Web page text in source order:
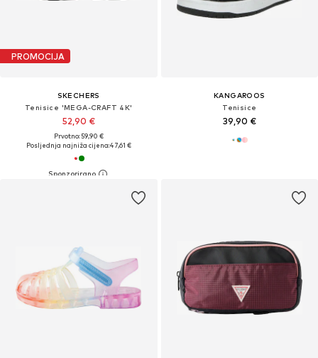
PROMOCIJA
SKECHERS
Tenisice 'MEGA-CRAFT 4K'
52,90 €
Prvotno: 59,90 €
Posljednja najniža cijena:47,61 €
KANGAROOS
Tenisice
39,90 €